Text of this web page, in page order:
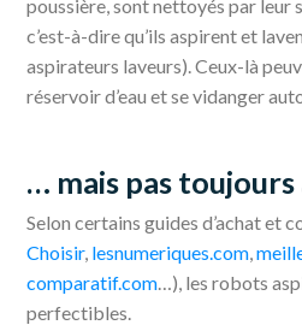
poussière, sont nettoyés par leur
c’est-à-dire qu’ils aspirent et
aspirateurs laveurs). Ceux-là
réservoir d’eau et se vidanger
… mais pas
Selon certains guides d’achat et
Choisir, lesnumeriques.com,
comparatif.com…), les robots
perfectibles.